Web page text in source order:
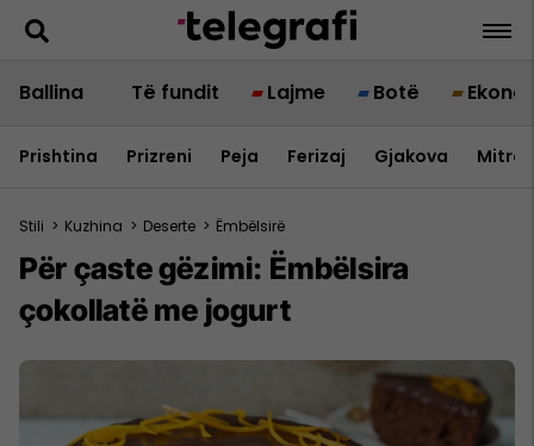
Ballina Të fundit Lajme Botë
Prishtina Prizreni Peja Ferizaj Gjakova
Stili > Kuzhina > Deserte > Ëmbëlsirë
Për çaste gëzimi: Ëmbëlsira
çokollatë me jogurt